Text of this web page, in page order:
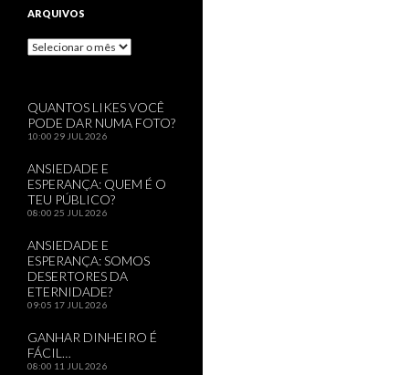
ARQUIVOS
Arquivos
QUANTOS LIKES VOCÊ
PODE DAR NUMA FOTO?
10:00 29 JUL 2026
ANSIEDADE E
ESPERANÇA: QUEM É O
TEU PÚBLICO?
08:00 25 JUL 2026
ANSIEDADE E
ESPERANÇA: SOMOS
DESERTORES DA
ETERNIDADE?
09:05 17 JUL 2026
GANHAR DINHEIRO É
FÁCIL…
08:00 11 JUL 2026